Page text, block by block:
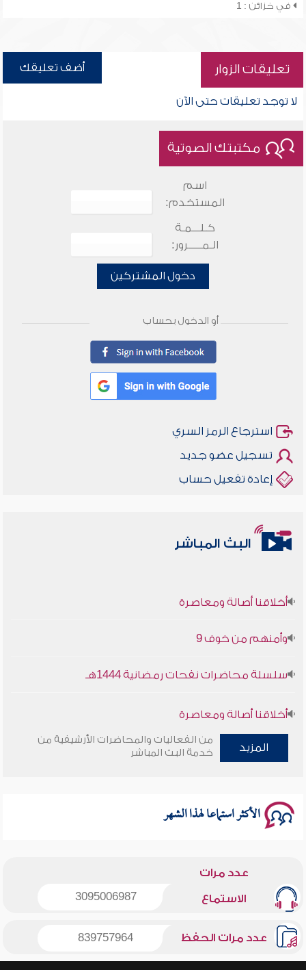
في خزائن : 1
تعليقات الزوار أضف تعليقك
لا توجد تعليقات حتى الآن
مكتبتك الصوتية
اسم
المستخدم:
كـلـــمـة
الـمـــــرور:
دخول المشتركين
أو الدخول بحساب
استرجاع الرمز السري
تسجيل عضو جديد
إعادة تفعيل حساب
البث المباشر
أخلاقنا أصالة ومعاصرة
وأمنهم من خوف 9
سلسلة محاضرات نفحات رمضانية 1444هـ
أخلاقنا أصالة ومعاصرة
وأمنهم من خوف 9
المزيد
من الفعاليات والمحاضرات الأرشيفية من
خدمة البث المباشر
الأكثر استماعا لهذا الشهر
عدد مرات
الاستماع 3095006987
عدد مرات الحفظ 839757964